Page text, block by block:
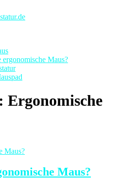
ergonomische Maus?
Ergonomische
Maus?
Maus?